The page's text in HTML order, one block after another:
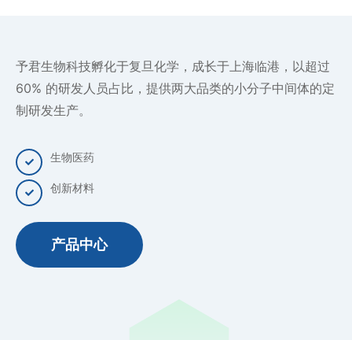
予君生物科技孵化于复旦化学，成长于上海临港，以超过
60% 的研发人员占比，提供两大品类的小分子中间体的定
制研发生产。
生物医药
创新材料
产品中心